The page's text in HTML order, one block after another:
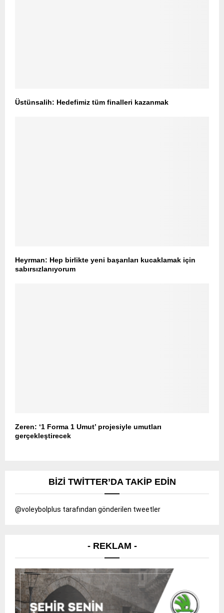
Üstünsalih: Hedefimiz tüm finalleri kazanmak
Heyrman: Hep birlikte yeni başarıları kucaklamak için
sabırsızlanıyorum
Zeren: ‘1 Forma 1 Umut’ projesiyle umutları
gerçekleştirecek
BIZI TWITTER’DA TAKIP EDIN
@voleybolplus tarafından gönderilen tweetler
- REKLAM -